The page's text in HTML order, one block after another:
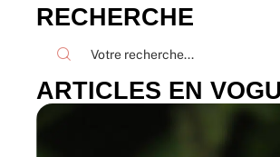
RECHERCHE
ARTICLES EN